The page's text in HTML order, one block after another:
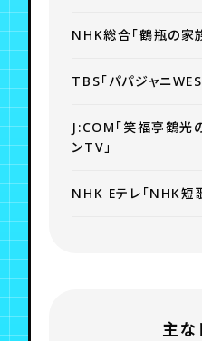
NHK総合「鶴瓶の家
TBS「パパジャニ
J:COM「笑福亭鶴光
ンTV」
NHK Eテレ「NHK
主な